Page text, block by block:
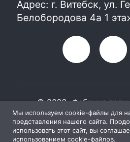
Мы используем cookie-файлы для
представления нашего сайта.
использовать этот сайт, вы
использованием cookie-файлов.
Главная Каталог